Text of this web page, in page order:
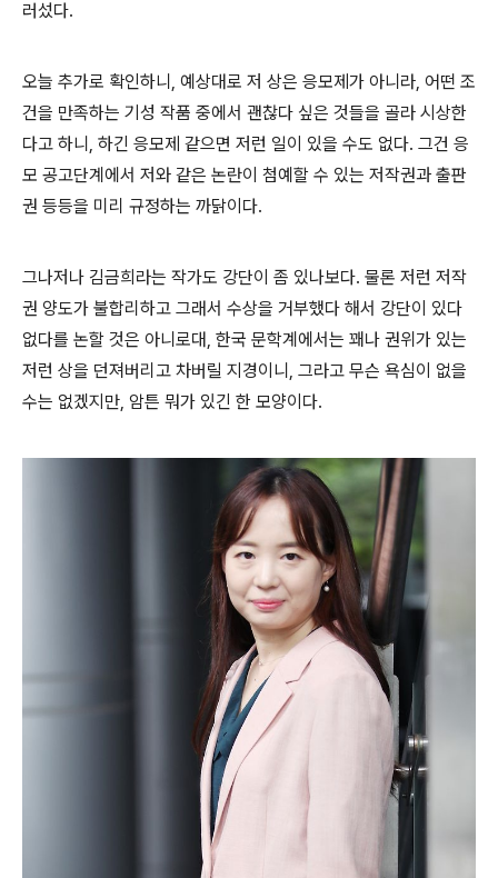
러섰다.
오늘 추가로 확인하니, 예상대로 저 상은 응모제가 아니라, 어떤 조
건을 만족하는 기성 작품 중에서 괜찮다 싶은 것들을 골라 시상한
다고 하니, 하긴 응모제 같으면 저런 일이 있을 수도 없다. 그건 응
모 공고단계에서 저와 같은 논란이 첨예할 수 있는 저작권과 출판
권 등등을 미리 규정하는 까닭이다.
그나저나 김금희라는 작가도 강단이 좀 있나보다. 물론 저런 저작
권 양도가 불합리하고 그래서 수상을 거부했다 해서 강단이 있다
없다를 논할 것은 아니로대, 한국 문학계에서는 꽤나 권위가 있는
저런 상을 던져버리고 차버릴 지경이니, 그라고 무슨 욕심이 없을
수는 없겠지만, 암튼 뭐가 있긴 한 모양이다.